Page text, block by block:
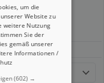
um die
Website zu
weitere Nutzung
Sie der
gemäß unserer
Informationen /
(602) →